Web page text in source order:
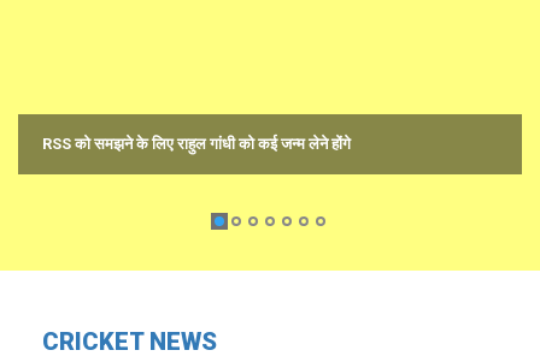
RSS को समझने के लिए राहुल गांधी को कई जन्म लेने होंगे
CRICKET NEWS